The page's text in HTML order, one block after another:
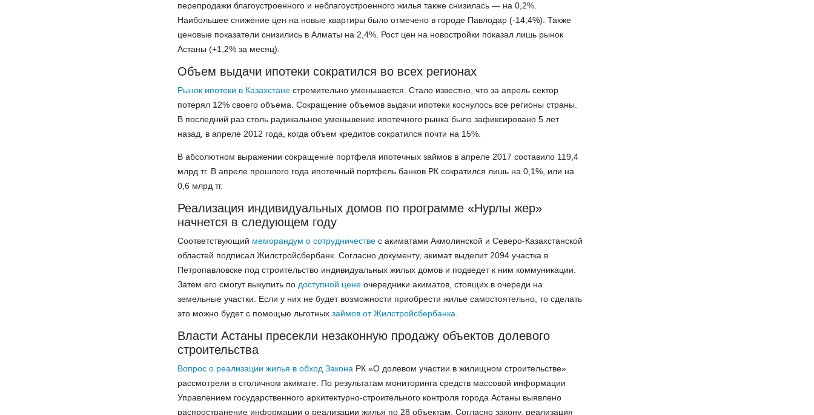
перепродажи благоустроенного и неблагоустроенного жилья также снизилась — на 0,2%.
Наибольшее снижение цен на новые квартиры было отмечено в городе Павлодар (-14,4%). Также
ценовые показатели снизились в Алматы на 2,4%. Рост цен на новостройки показал лишь рынок
Астаны (+1,2% за месяц).
Объем выдачи ипотеки сократился во всех регионах
Рынок ипотеки в Казахстане стремительно уменьшается. Стало известно, что за апрель сектор
потерял 12% своего объема. Сокращение объемов выдачи ипотеки коснулось все регионы страны.
В последний раз столь радикальное уменьшение ипотечного рынка было зафиксировано 5 лет
назад, в апреле 2012 года, когда объем кредитов сократился почти на 15%.
В абсолютном выражении сокращение портфеля ипотечных займов в апреле 2017 составило 119,4
млрд тг. В апреле прошлого года ипотечный портфель банков РК сократился лишь на 0,1%, или на
0,6 млрд тг.
Реализация индивидуальных домов по программе «Нурлы жер»
начнется в следующем году
Соответствующий меморандум о сотрудничестве с акиматами Акмолинской и Северо-Казахстанской
областей подписал Жилстройсбербанк. Согласно документу, акимат выделит 2094 участка в
Петропавловске под строительство индивидуальных жилых домов и подведет к ним коммуникации.
Затем его смогут выкупить по доступной цене очередники акиматов, стоящих в очереди на
земельные участки. Если у них не будет возможности приобрести жилье самостоятельно, то сделать
это можно будет с помощью льготныхзаймов от Жилстройсбербанка
Власти Астаны пресекли незаконную продажу объектов долевого
строительства
Вопрос о реализации жилья в обход Закона РК «О долевом участии в жилищном строительстве»
рассмотрели в столичном акимате. По результатам мониторинга средств массовой информации
Управлением государственного архитектурно-строительного контроля города Астаны выявлено
распространение информации о реализации жилья по 28 объектам. Согласно закону, реализация